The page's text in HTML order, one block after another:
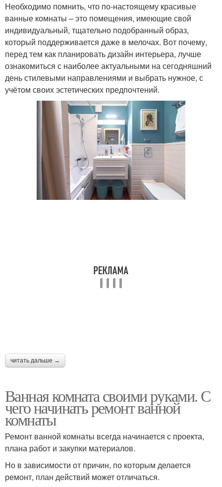
Необходимо помнить, что по-настоящему красивые
ванные комнаты – это помещения, имеющие свой
индивидуальный, тщательно подобранный образ,
который поддерживается даже в мелочах. Вот почему,
перед тем как планировать дизайн интерьера, лучше
ознакомиться с наиболее актуальными на сегодняшний
день стилевыми направлениями и выбрать нужное, с
учётом своих эстетических предпочтений.
читать дальше →
Ванная комната своими руками. С
чего начинать ремонт ванной
комнаты
Ремонт ванной комнаты всегда начинается с проекта,
плана работ и закупки материалов.
Но в зависимости от причин, по которым делается
ремонт, план действий может отличаться.